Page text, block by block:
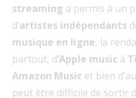
streaming a permis à un
d’artistes indépendants
musique en ligne, la
partout, d‘Apple music à
Amazon Music et bien
peut être difficile de sortir